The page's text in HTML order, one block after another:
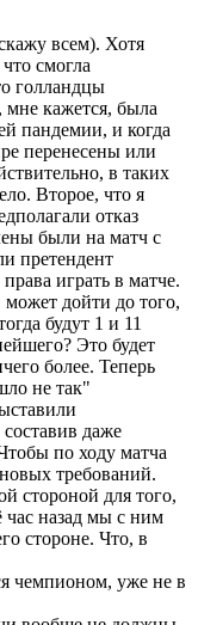
всем). Хотя
смогла
голландцы
кажется, была
пандемии, и когда
перенесены или
в таких
Второе, что я
отказ
были на матч с
претендент
играть в матче.
может дойти до того,
будут 1 и 11
Это будет
более. Теперь
не так"
даже
по ходу матча
требований.
стороной для того,
час назад мы с ним
стороне. Что, в
чемпионом, уже не в